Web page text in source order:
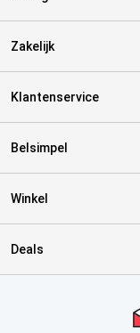
Zakelijk
Klantenservice
Belsimpel
Winkel
Deals